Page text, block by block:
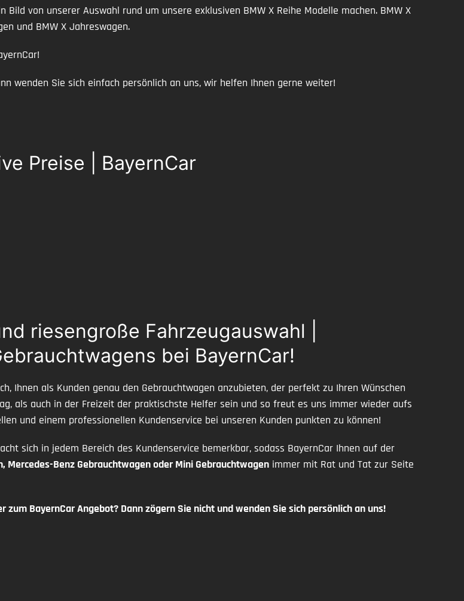
von unserer Auswahl rund um unsere exklusiven BMW X Reihe Modelle machen. BMW X
und BMW X Jahreswagen.
wenden Sie sich einfach persönlich an uns, wir helfen Ihnen gerne weiter!
Preise | BayernCar
riesengroße Fahrzeugauswahl |
bei BayernCar!
Ihnen als Kunden genau den Gebrauchtwagen anzubieten, der perfekt zu Ihren Wünschen
als auch in der Freizeit der praktischste Helfer sein und so freut es uns immer wieder aufs
und einem professionellen Kundenservice bei unseren Kunden punkten zu können!
sich in jedem Bereich des Kundenservice bemerkbar, sodass BayernCar Ihnen auf der
Mercedes-Benz Gebrauchtwagen oder Mini Gebrauchtwagen immer mit Rat und Tat zur Seite
BayernCar Angebot? Dann zögern Sie nicht und wenden Sie sich persönlich an uns!